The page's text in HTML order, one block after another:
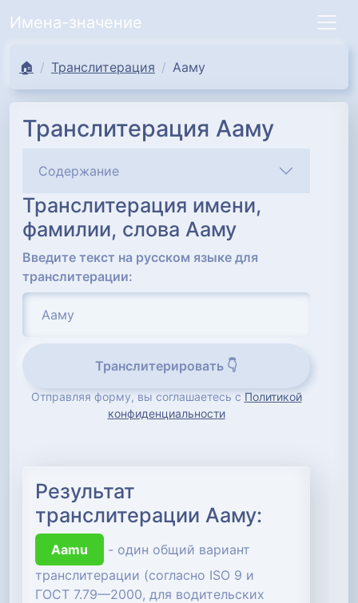
Имена-значение
🏠 Транслитерация Ааму
Транслитерация Ааму
Содержание
Транслитерация имени,
фамилии, слова Ааму
Введите текст на русском языке для
транслитерации:
Транслитерировать 👇
Отправляя форму, вы соглашаетесь с Политикой
конфиденциальности
Результат
транслитерации Ааму:
Aamu
- один общий вариант
транслитерации (согласно ISO 9 и
ГОСТ 7.79—2000, для водительских